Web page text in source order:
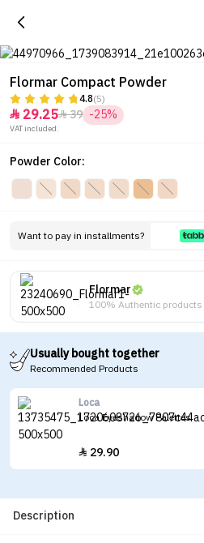
Flormar Compact Powder
4.8(5)
 29.2539 -25%
VAT included.
Powder Color:
Want to pay in installments?
Flormar
100% Authentic products
Usually bought together
Recommended Products
Loca
Loca Eyeshadow Palettes
 29.90
Description